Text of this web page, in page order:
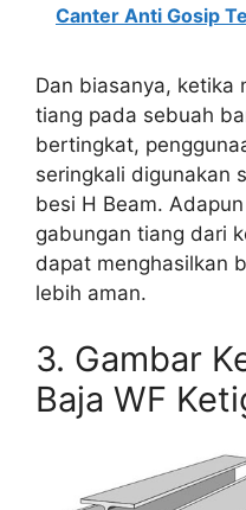
Canter Anti Gosip
Dan biasanya, ketika
tiang pada sebuah
bertingkat,
seringkali digunakan
besi H Beam.
gabungan tiang dari
dapat menghasilkan
lebih aman.
3. Gambar
Baja WF